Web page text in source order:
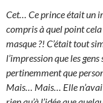
Cet… Ce prince était un
compris à quel point
masque ?! C’était tout
l’impression que les
pertinemment que
Mais… Mais… Elle